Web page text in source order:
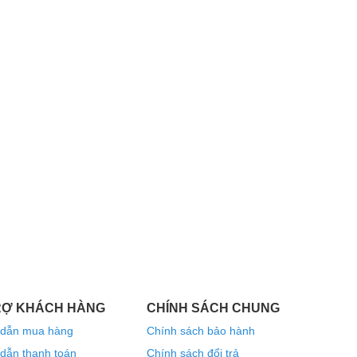
KHÁCH HÀNG
mua hàng
thanh toán
CHÍNH SÁCH CHUNG
Chính sách bảo hành
Chính sách đổi trả